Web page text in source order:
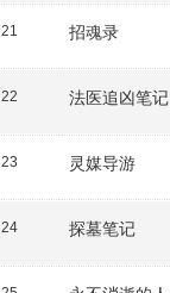
21 招魂录
22 法医追凶笔
23 灵媒导游
24 探墓笔记